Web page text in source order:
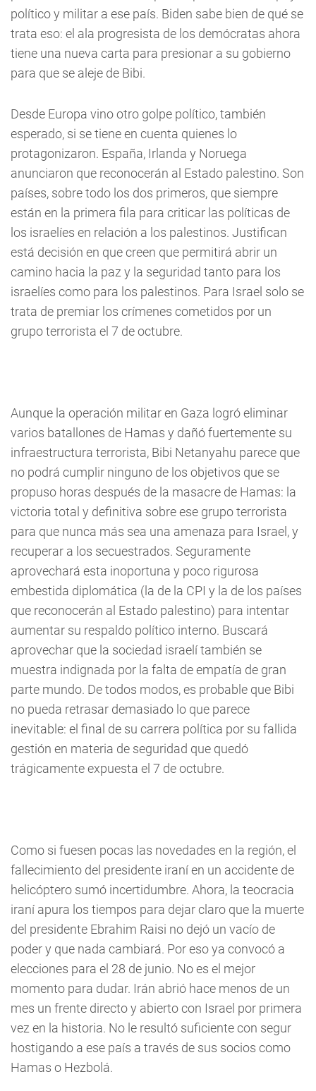
político y militar a ese país. Biden sabe bien de qué se
trata eso: el ala progresista de los demócratas ahora
tiene una nueva carta para presionar a su gobierno
para que se aleje de Bibi.
Desde Europa vino otro golpe político, también
esperado, si se tiene en cuenta quienes lo
protagonizaron. España, Irlanda y Noruega
anunciaron que reconocerán al Estado palestino. Son
países, sobre todo los dos primeros, que siempre
están en la primera fila para criticar las políticas de
los israelíes en relación a los palestinos. Justifican
está decisión en que creen que permitirá abrir un
camino hacia la paz y la seguridad tanto para los
israelíes como para los palestinos. Para Israel solo se
trata de premiar los crímenes cometidos por un
grupo terrorista el 7 de octubre.
Aunque la operación militar en Gaza logró eliminar
varios batallones de Hamas y dañó fuertemente su
infraestructura terrorista, Bibi Netanyahu parece que
no podrá cumplir ninguno de los objetivos que se
propuso horas después de la masacre de Hamas: la
victoria total y definitiva sobre ese grupo terrorista
para que nunca más sea una amenaza para Israel, y
recuperar a los secuestrados. Seguramente
aprovechará esta inoportuna y poco rigurosa
embestida diplomática (la de la CPI y la de los países
que reconocerán al Estado palestino) para intentar
aumentar su respaldo político interno. Buscará
aprovechar que la sociedad israelí también se
muestra indignada por la falta de empatía de gran
parte mundo. De todos modos, es probable que Bibi
no pueda retrasar demasiado lo que parece
inevitable: el final de su carrera política por su fallida
gestión en materia de seguridad que quedó
trágicamente expuesta el 7 de octubre.
Como si fuesen pocas las novedades en la región, el
fallecimiento del presidente iraní en un accidente de
helicóptero sumó incertidumbre. Ahora, la teocracia
iraní apura los tiempos para dejar claro que la muerte
del presidente Ebrahim Raisi no dejó un vacío de
poder y que nada cambiará. Por eso ya convocó a
elecciones para el 28 de junio. No es el mejor
momento para dudar. Irán abrió hace menos de un
mes un frente directo y abierto con Israel por primera
vez en la historia. No le resultó suficiente con segur
hostigando a ese país a través de sus socios como
Hamas o Hezbolá.